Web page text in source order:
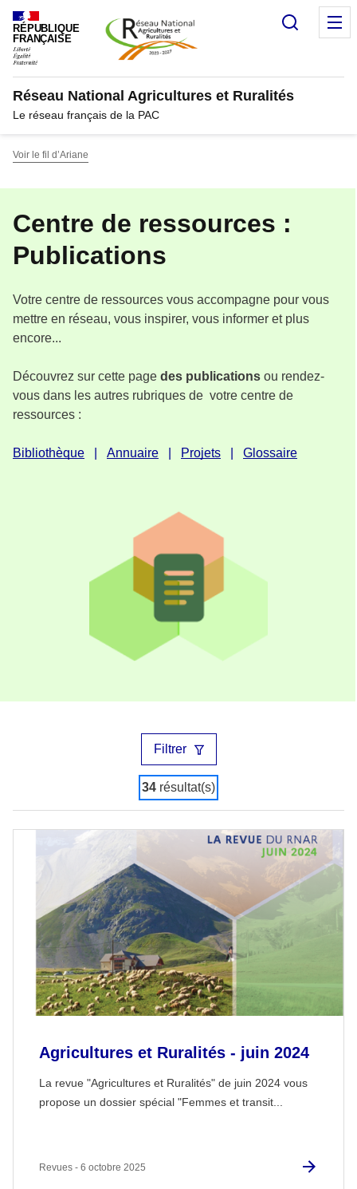
Panneau de gestion des cookies
RÉPUBLIQUE
FRANÇAISE
Réseau National Agricultures et Ruralités
Le réseau français de la PAC
Voir le fil d’Ariane
Centre de ressources :
Publications
Votre centre de ressources vous accompagne pour vous
mettre en réseau, vous inspirer, vous informer et plus
encore...
Découvrez sur cette page des publications ou rendez-
vous dans les autres rubriques de votre centre de
ressources :
Bibliothèque Annuaire Projets Glossaire
Filtrer
34 résultat(s)
Agricultures et Ruralités - juin 2024
La revue "Agricultures et Ruralités" de juin 2024 vous
propose un dossier spécial "Femmes et transit...
Revues - 6 octobre 2025